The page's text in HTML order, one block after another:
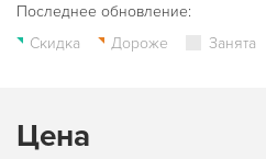
Последнее обновление:
Скидка
Дороже Занята
Цена